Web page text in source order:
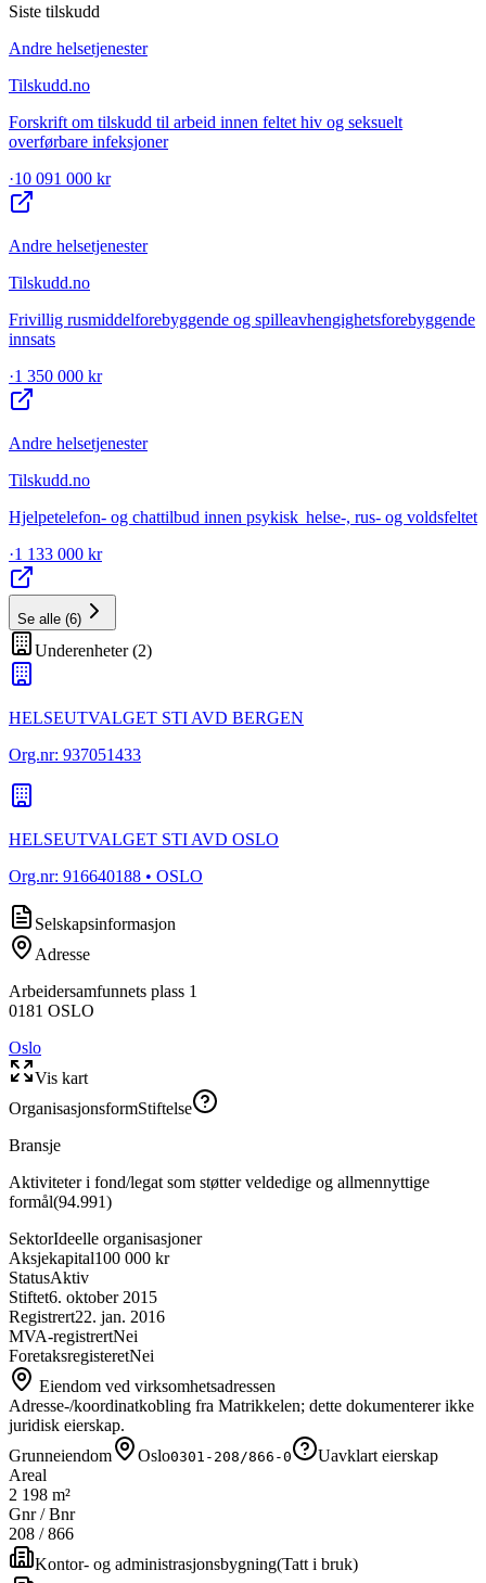
Siste tilskudd
Andre helsetjenester
Tilskudd.no
Forskrift om tilskudd til arbeid innen feltet hiv og seksuelt
overførbare infeksjoner
·10 091 000 kr
Andre helsetjenester
Tilskudd.no
Frivillig rusmiddelforebyggende og spilleavhengighetsforebyggende
innsats
·1 350 000 kr
Andre helsetjenester
Tilskudd.no
Hjelpetelefon- og chattilbud innen psykisk helse-, rus- og voldsfeltet
·1 133 000 kr
Se alle (6)
Underenheter(2)
HELSEUTVALGET STI AVD BERGEN
Org.nr: 937051433
HELSEUTVALGET STI AVD OSLO
Org.nr: 916640188 • OSLO
Selskapsinformasjon
Adresse
Arbeidersamfunnets plass 1
0181 OSLO
Oslo
Vis kart
OrganisasjonsformStiftelse
Bransje
Aktiviteter i fond/legat som støtter veldedige og allmennyttige
formål(94.991)
SektorIdeelle organisasjoner
Aksjekapital100 000 kr
StatusAktiv
Stiftet6. oktober 2015
Registrert22. jan. 2016
MVA-registrertNei
ForetaksregisteretNei
Eiendom ved virksomhetsadressen
Adresse-/koordinatkobling fra Matrikkelen; dette dokumenterer ikke
juridisk eierskap.
Grunneiendom
Oslo0301-208/866-0
Uavklart eierskap
Areal
2 198 m²
Gnr / Bnr
208 /866
Kontor- og administrasjonsbygning(Tatt i bruk)